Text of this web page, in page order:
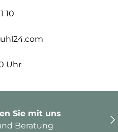
10
Uhr
Sie mit uns
Beratung